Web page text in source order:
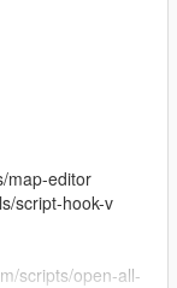
map-editor
script-hook-v
scripts/open-all-